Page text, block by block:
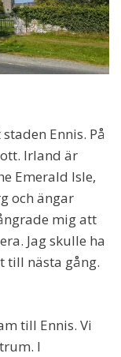
Ennis. På
Irland är
Emerald Isle,
och ängar
mig att
Jag skulle ha
till nästa gång.
till Ennis. Vi
I